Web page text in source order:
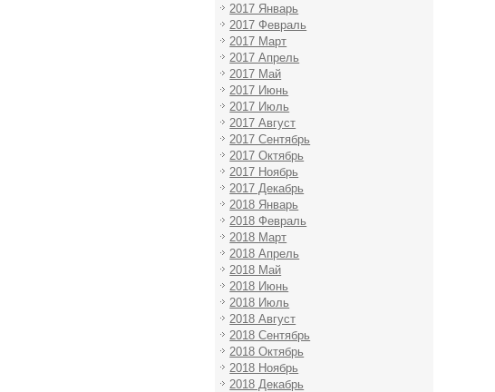
2017 Январь
2017 Февраль
2017 Март
2017 Апрель
2017 Май
2017 Июнь
2017 Июль
2017 Август
2017 Сентябрь
2017 Октябрь
2017 Ноябрь
2017 Декабрь
2018 Январь
2018 Февраль
2018 Март
2018 Апрель
2018 Май
2018 Июнь
2018 Июль
2018 Август
2018 Сентябрь
2018 Октябрь
2018 Ноябрь
2018 Декабрь